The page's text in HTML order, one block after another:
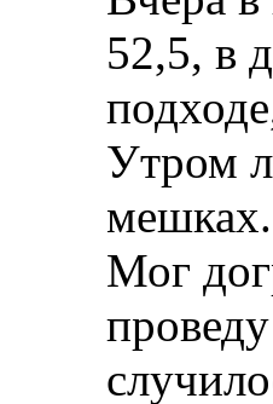
52,5, в
Утром
мешках.
Мог